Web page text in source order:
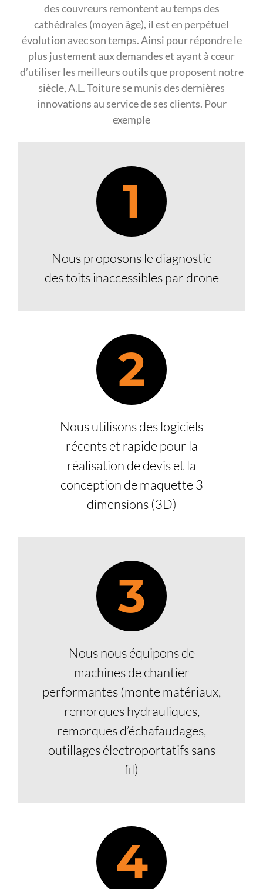
des couvreurs remontent au temps des
cathédrales (moyen âge), il est en perpétuel
évolution avec son temps. Ainsi pour répondre le
plus justement aux demandes et ayant à cœur
d’utiliser les meilleurs outils que proposent notre
siècle, A.L. Toiture se munis des dernières
innovations au service de ses clients. Pour
exemple
1
Nous proposons le diagnostic
des toits inaccessibles par drone
2
Nous utilisons des logiciels
récents et rapide pour la
réalisation de devis et la
conception de maquette 3
dimensions (3D)
3
Nous nous équipons de
machines de chantier
performantes (monte matériaux,
remorques hydrauliques,
remorques d’échafaudages,
outillages électroportatifs sans
fil)
4